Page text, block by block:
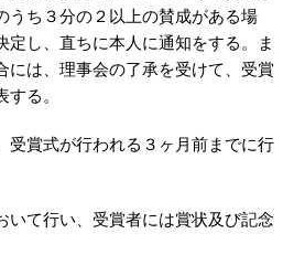
うち３分の２以上の賛成がある場
定し、直ちに本人に通知をする。ま
には、理事会の了承を受けて、受賞
る。
賞式が行われる３ヶ月前までに行
て行い、受賞者には賞状及び記念